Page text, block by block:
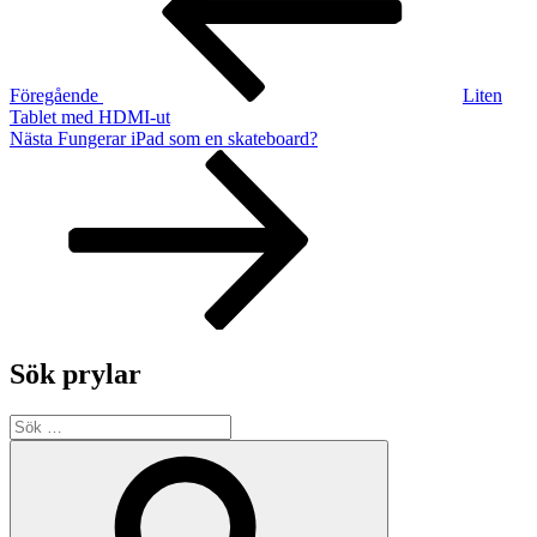
Föregående
Liten
Tablet med HDMI-ut
Nästa
Nästa Fungerar iPad som en skateboard?
Sök prylar
Sök
efter: